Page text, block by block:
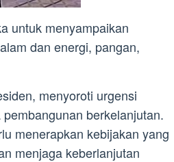
untuk menyampaikan
dan energi, pangan,
menyoroti urgensi
berkelanjutan.
menerapkan kebijakan yang
menjaga keberlanjutan